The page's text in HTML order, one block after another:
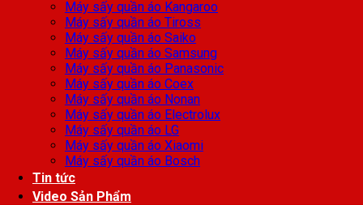
Máy sấy quần áo Kangaroo
Máy sấy quần áo Tiross
Máy sấy quần áo Saiko
Máy sấy quần áo Samsung
Máy sấy quần áo Panasonic
Máy sấy quần áo Coex
Máy sấy quần áo Nonan
Máy sấy quần áo Electrolux
Máy sấy quần áo LG
Máy sấy quần áo Xiaomi
Máy sấy quần áo Bosch
Tin tức
Video Sản Phẩm